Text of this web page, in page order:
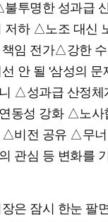
투명한 성과급
저하 △노조 대신
임 전가△강한
안 될 '삼성의 문
△성과급 산정체
동성 강화 △노사
△비전 공유 △무
관심 등 변화를
은 잠시 한눈 팔